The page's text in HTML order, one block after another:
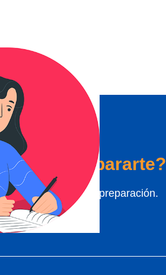
dónde prepararte?
más sobre nuestra preparación.